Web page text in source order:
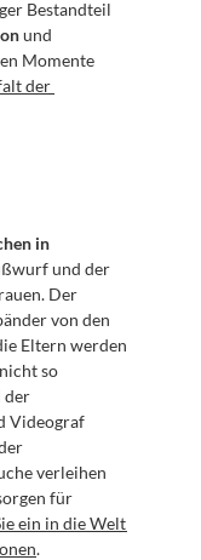
Bestandteil
und
Momente
der
in
und der
Der
von den
Eltern werden
so
der
Videograf
verleihen
für
ein in die Welt
.